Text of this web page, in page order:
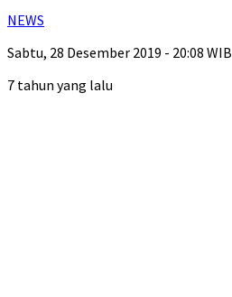
NEWS
Sabtu, 28 Desember 2019 - 20:08 WIB
7 tahun yang lalu